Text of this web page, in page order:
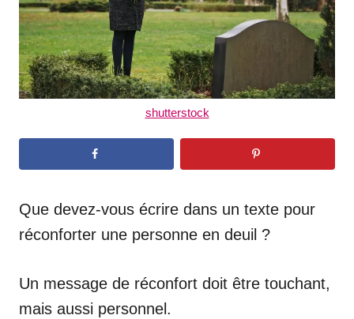
shutterstock
Que devez-vous écrire dans un texte pour
réconforter une personne en deuil ?
Un message de réconfort doit être touchant,
mais aussi personnel.